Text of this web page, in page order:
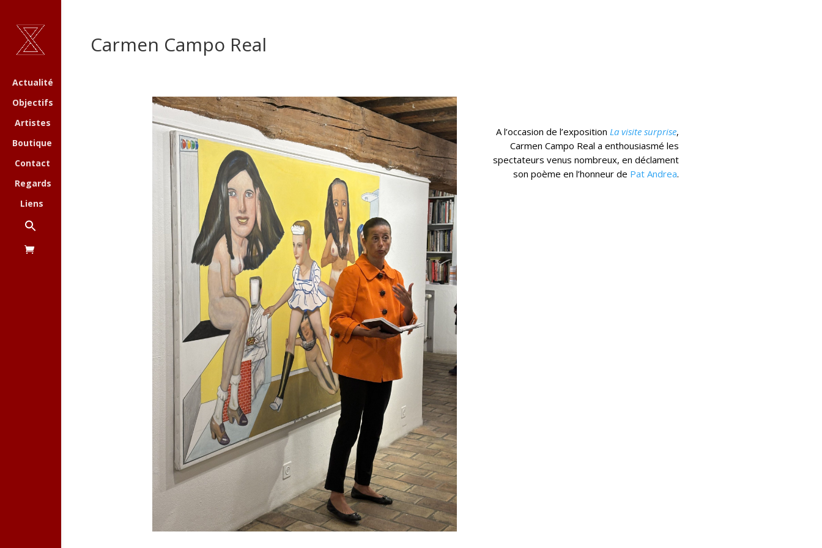
Actualité
Objectifs
Artistes
Boutique
Contact
Regards
Liens
Carmen Campo Real
A l’occasion de l’expositionLa visite surprise,
Carmen Campo Real a enthousiasmé les
spectateurs venus nombreux, en déclament
son poème en l’honneur de Pat Andrea.